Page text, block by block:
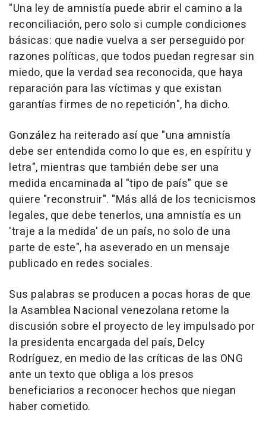
"Una ley de amnistía puede abrir el camino a la
reconciliación, pero solo si cumple condiciones
básicas: que nadie vuelva a ser perseguido por
razones políticas, que todos puedan regresar sin
miedo, que la verdad sea reconocida, que haya
reparación para las víctimas y que existan
garantías firmes de no repetición", ha dicho.
González ha reiterado así que "una amnistía
debe ser entendida como lo que es, en espíritu y
letra", mientras que también debe ser una
medida encaminada al "tipo de país" que se
quiere "reconstruir". "Más allá de los tecnicismos
legales, que debe tenerlos, una amnistía es un
'traje a la medida' de un país, no solo de una
parte de este", ha aseverado en un mensaje
publicado en redes sociales.
Sus palabras se producen a pocas horas de que
la Asamblea Nacional venezolana retome la
discusión sobre el proyecto de ley impulsado por
la presidenta encargada del país, Delcy
Rodríguez, en medio de las críticas de las ONG
ante un texto que obliga a los presos
beneficiarios a reconocer hechos que niegan
haber cometido.